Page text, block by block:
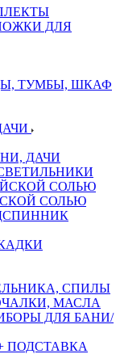
ДЛЯ
ТУМБЫ, ШКАФ
ДАЧИ
СОЛЬЮ
СОЛЬЮ
СПИЛЫ
МАСЛА
ДЛЯ БАНИ/
ПОДСТАВКА